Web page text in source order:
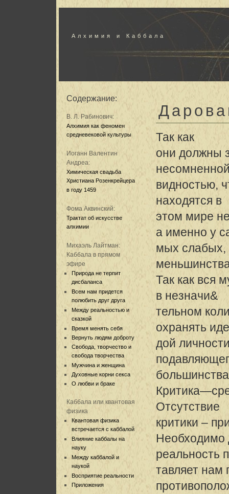
Алхимия и Каббала
Содержание:
В. Л. Рабинович:
Алхимия как феномен
средневековой культуры
Иоганн Валентин
Андреа:
Химическая свадьба
Христиана Розенкрейцера
в году 1459
Фома Аквинский:
Трактат об искусстве
алхимии
Михаэль Лайтман:
Каббала в прямом
эфире
Природа не терпит
дисбаланса
Всем нам придется
полюбить друг друга
Между реальностью и
сказкой
Время менять себя
Вернуть людям доброту
Свобода, творчество и
свобода творчества
Мужчина и женщина
Духовные корни секса
О любви и браке
Каббала или квантовая
физика
Квантовая физика
встречается с каббалой
Влияние каббалы на
науку
Между каббалой и
наукой
Восприятие реальности
Приложения
Так как
они должны
видностью,
находятся в
этом мире
а именно у
мых слабых,
Так как вся
в незначи&
тельном
охранять
дой
Отсутствие
критики –
Необходимо
реальность
тавляет нам